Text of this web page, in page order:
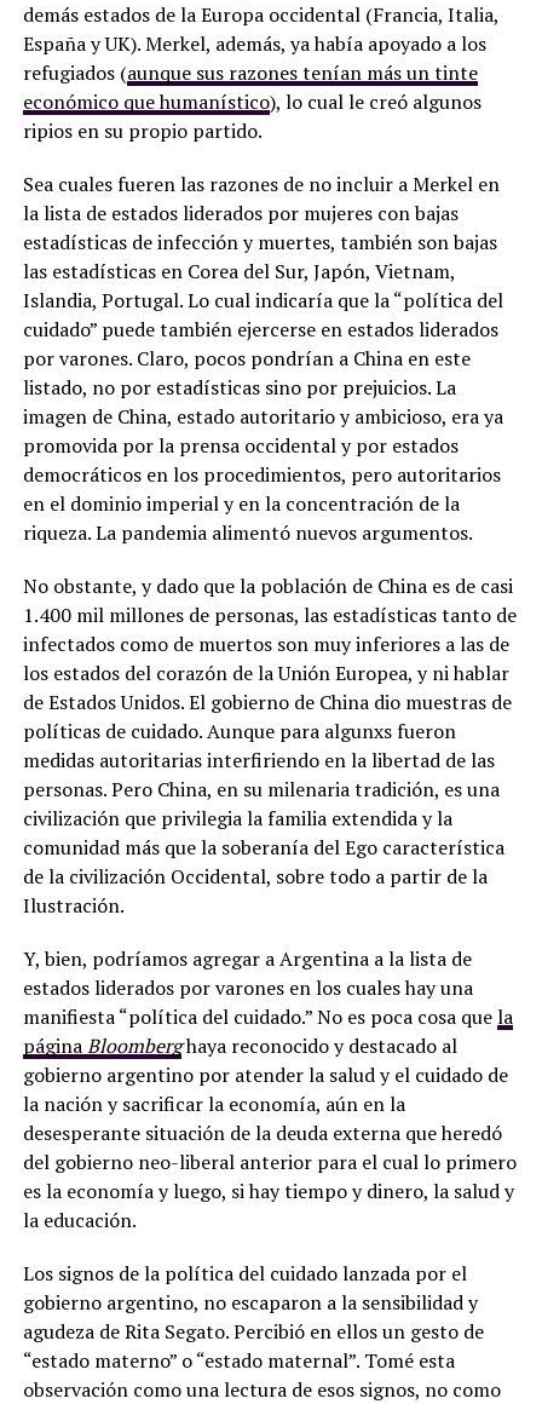
demás estados de la Europa occidental (Francia, Italia,
España y UK). Merkel, además, ya había apoyado a los
refugiados (aunque sus razones tenían más un tinte
económico que humanístico), lo cual le creó algunos
ripios en su propio partido.
Sea cuales fueren las razones de no incluir a Merkel en
la lista de estados liderados por mujeres con bajas
estadísticas de infección y muertes, también son bajas
las estadísticas en Corea del Sur, Japón, Vietnam,
Islandia, Portugal. Lo cual indicaría que la “política del
cuidado” puede también ejercerse en estados liderados
por varones. Claro, pocos pondrían a China en este
listado, no por estadísticas sino por prejuicios. La
imagen de China, estado autoritario y ambicioso, era ya
promovida por la prensa occidental y por estados
democráticos en los procedimientos, pero autoritarios
en el dominio imperial y en la concentración de la
riqueza. La pandemia alimentó nuevos argumentos.
No obstante, y dado que la población de China es de casi
1.400 mil millones de personas, las estadísticas tanto de
infectados como de muertos son muy inferiores a las de
los estados del corazón de la Unión Europea, y ni hablar
de Estados Unidos. El gobierno de China dio muestras de
políticas de cuidado. Aunque para algunxs fueron
medidas autoritarias interfiriendo en la libertad de las
personas. Pero China, en su milenaria tradición, es una
civilización que privilegia la familia extendida y la
comunidad más que la soberanía del Ego característica
de la civilización Occidental, sobre todo a partir de la
Ilustración.
Y, bien, podríamos agregar a Argentina a la lista de
estados liderados por varones en los cuales hay una
manifiesta “política del cuidado.” No es poca cosa quela
páginaBloomberghaya reconocido y destacado al
gobierno argentino por atender la salud y el cuidado de
la nación y sacrificar la economía, aún en la
desesperante situación de la deuda externa que heredó
del gobierno neo-liberal anterior para el cual lo primero
es la economía y luego, si hay tiempo y dinero, la salud y
la educación.
Los signos de la política del cuidado lanzada por el
gobierno argentino, no escaparon a la sensibilidad y
agudeza de Rita Segato. Percibió en ellos un gesto de
“estado materno” o “estado maternal”. Tomé esta
observación como una lectura de esos signos, no como